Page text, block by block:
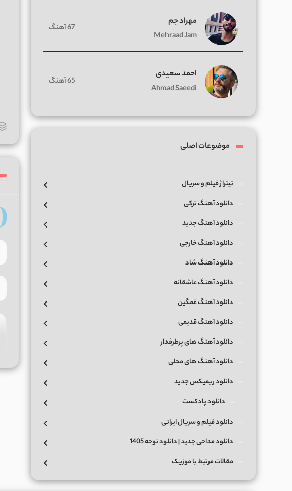
مهراد جم
Mehraad Jam
67 آهنگ
احمد سعیدی
Ahmad Saeedi
65 آهنگ
موضوعات اصلی
تیتراژ فیلم و سریال
دانلود آهنگ ترکی
دانلود آهنگ جدید
دانلود آهنگ خارجی
دانلود آهنگ شاد
دانلود آهنگ عاشقانه
دانلود آهنگ غمگین
دانلود آهنگ قدیمی
دانلود آهنگ های پرطرفدار
دانلود آهنگ های محلی
دانلود ریمیکس جدید
دانلود پادکست
دانلود فیلم و سریال ایرانی
دانلود مداحی جدید | دانلود نوحه 1405
مقالات مرتبط با موزیک